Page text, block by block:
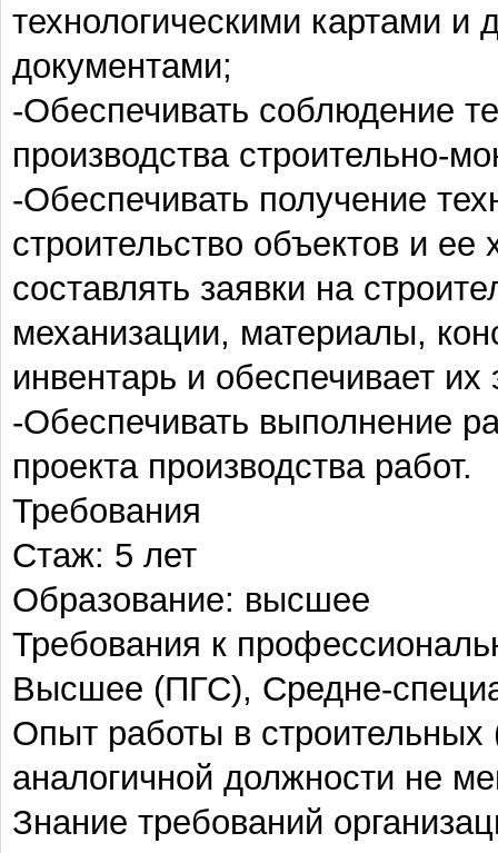
технологическими картами и
документами;
-Обеспечивать соблюдение
производства строительно-
-Обеспечивать получение
строительство объектов и ее
составлять заявки на
механизации, материалы,
инвентарь и обеспечивает
-Обеспечивать выполнение
проекта производства работ.
Требования
Стаж: 5 лет
Образование: высшее
Требования к
Высшее (ПГС), Средне-
Опыт работы в строительных
аналогичной должности не
Знание требований